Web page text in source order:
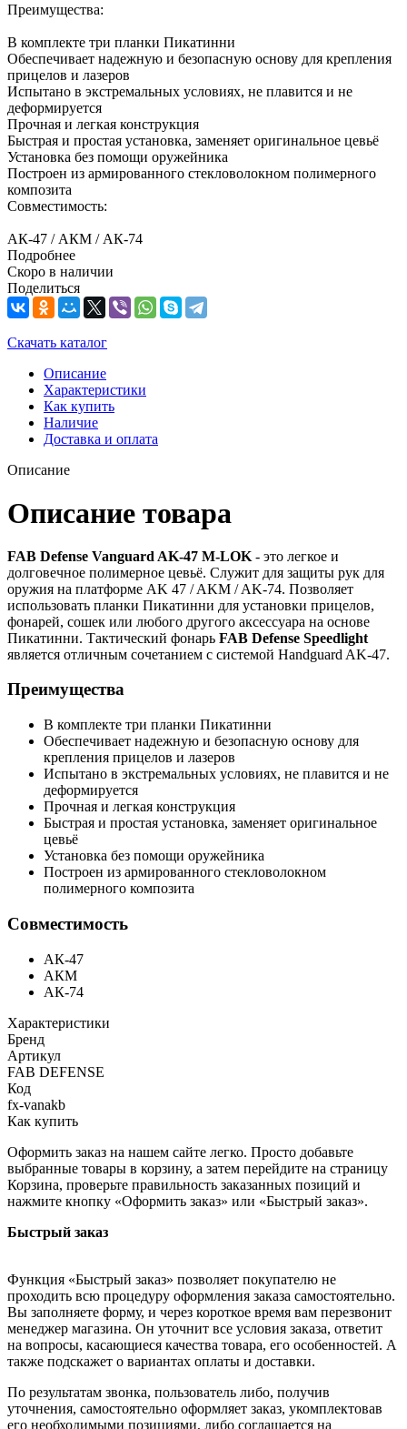
Преимущества:
В комплекте три планки Пикатинни
Обеспечивает надежную и безопасную основу для крепления
прицелов и лазеров
Испытано в экстремальных условиях, не плавится и не
деформируется
Прочная и легкая конструкция
Быстрая и простая установка, заменяет оригинальное цевьё
Установка без помощи оружейника
Построен из армированного стекловолокном полимерного
композита
Совместимость:
АК-47 / АКМ / АК-74
Подробнее
Скоро в наличии
Поделиться
Скачать каталог
Описание
Характеристики
Как купить
Наличие
Доставка и оплата
Описание
Описание товара
FAB Defense Vanguard AK-47 M-LOK - это легкое и
долговечное полимерное цевьё. Служит для защиты рук для
оружия на платформе AK 47 / AKM / AK-74. Позволяет
использовать планки Пикатинни для установки прицелов,
фонарей, сошек или любого другого аксессуара на основе
Пикатинни. Тактический фонарь FAB Defense Speedlight
является отличным сочетанием с системой Handguard AK-47.
Преимущества
В комплекте три планки Пикатинни
Обеспечивает надежную и безопасную основу для
крепления прицелов и лазеров
Испытано в экстремальных условиях, не плавится и не
деформируется
Прочная и легкая конструкция
Быстрая и простая установка, заменяет оригинальное
цевьё
Установка без помощи оружейника
Построен из армированного стекловолокном
полимерного композита
Совместимость
АК-47
АКМ
АК-74
Характеристики
Бренд
Артикул
FAB DEFENSE
Код
fx-vanakb
Как купить
Оформить заказ на нашем сайте легко. Просто добавьте
выбранные товары в корзину, а затем перейдите на страницу
Корзина, проверьте правильность заказанных позиций и
нажмите кнопку «Оформить заказ» или «Быстрый заказ».
Быстрый заказ
Функция «Быстрый заказ» позволяет покупателю не
проходить всю процедуру оформления заказа самостоятельно.
Вы заполняете форму, и через короткое время вам перезвонит
менеджер магазина. Он уточнит все условия заказа, ответит
на вопросы, касающиеся качества товара, его особенностей. А
также подскажет о вариантах оплаты и доставки.
По результатам звонка, пользователь либо, получив
уточнения, самостоятельно оформляет заказ, укомплектовав
его необходимыми позициями, либо соглашается на